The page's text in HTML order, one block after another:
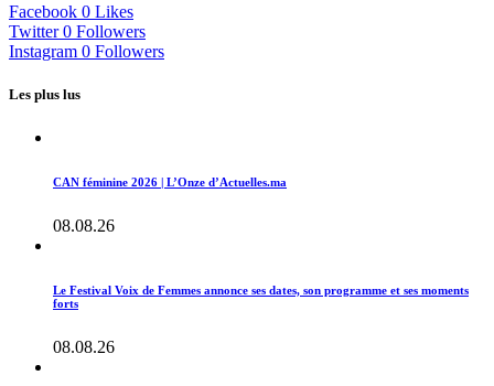
Facebook 0 Likes
Twitter 0 Followers
Instagram 0 Followers
Les plus lus
CAN féminine 2026 | L’Onze d’Actuelles.ma
08.08.26
Le Festival Voix de Femmes annonce ses dates, son programme et ses moments
forts
08.08.26